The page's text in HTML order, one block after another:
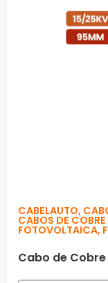
CABELAUTO,
CABOS DE
FOTOVOLTAICA,
Cabo de Cobre